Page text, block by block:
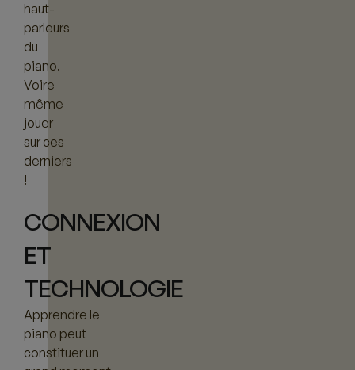
haut-
parleurs
du
piano.
Voire
même
jouer
sur ces
derniers
!
CONNEXION
ET
TECHNOLOGIE
Apprendre le
piano peut
constituer un